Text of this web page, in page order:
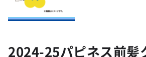
2024-25パピネス前髪